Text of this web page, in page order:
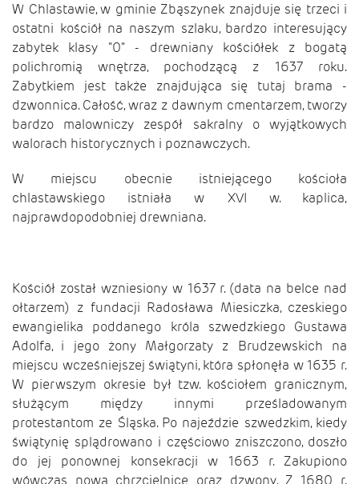
W Chlastawie, w gminie Zbąszynek znajduje się trzeci i
ostatni kościół na naszym szlaku, bardzo interesujący
zabytek klasy "0" - drewniany kościółek z bogatą
polichromią wnętrza, pochodzącą z 1637 roku.
Zabytkiem jest także znajdująca się tutaj brama -
dzwonnica. Całość, wraz z dawnym cmentarzem, tworzy
bardzo malowniczy zespół sakralny o wyjątkowych
walorach historycznych i poznawczych.
W miejscu obecnie istniejącego kościoła
chlastawskiego istniała w XVI w. kaplica,
najprawdopodobniej drewniana.
Kościół został wzniesiony w 1637 r. (data na belce nad
ołtarzem) z fundacji Radosława Miesiczka, czeskiego
ewangielika poddanego króla szwedzkiego Gustawa
Adolfa, i jego żony Małgorzaty z Brudzewskich na
miejscu wcześniejszej świątyni, która spłonęła w 1635 r.
W pierwszym okresie był tzw. kościołem granicznym,
służącym między innymi prześladowanym
protestantom ze Śląska. Po najeździe szwedzkim, kiedy
świątynię splądrowano i częściowo zniszczono, doszło
do jej ponownej konsekracji w 1663 r. Zakupiono
wówczas nową chrzcielnicę oraz dzwony. Z 1680 r.